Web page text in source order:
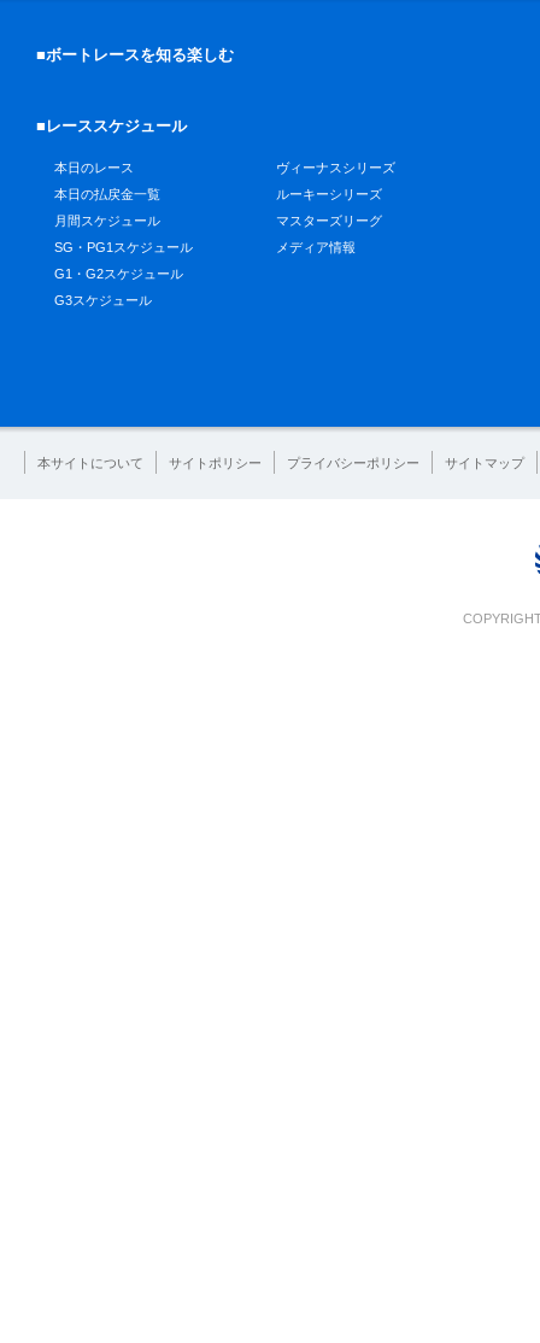
■ボートレースを知る楽しむ
■レーススケジュール
本日のレース
本日の払戻金一覧
月間スケジュール
SG・PG1スケジュール
G1・G2スケジュール
G3スケジュール
ヴィーナスシリーズ
ルーキーシリーズ
マスターズリーグ
メディア情報
本サイトについて サイトポリシー プライバシーポリシー サイトマップ